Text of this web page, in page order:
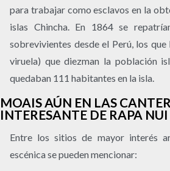
para trabajar como esclavos en la
islas Chincha. En 1864 se
sobrevivientes desde el Perú, los
viruela) que diezman la población
quedaban 111 habitantes en la isla.
MOAIS AÚN EN LAS
INTERESANTE DE RAPA NUI
Entre los sitios de mayor interés
escénica se pueden mencionar: